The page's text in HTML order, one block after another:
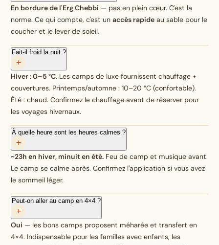
En bordure de l'Erg Chebbi — pas en plein cœur. C'est la
norme. Ce qui compte, c'est unaccès rapide au sable pour le
coucher et le lever de soleil.
Fait-il froid la nuit ?
+
Hiver : 0–5 °C. Les camps de luxe fournissent chauffage +
couvertures. Printemps/automne : 10–20 °C (confortable).
Été : chaud. Confirmez le chauffage avant de réserver pour
les voyages hivernaux.
À quelle heure sont les heures calmes ?
+
~23h en hiver, minuit en été. Feu de camp et musique avant.
Le camp se calme après. Confirmez l'application si vous avez
le sommeil léger.
Peut-on aller au camp en 4×4 ?
+
Oui — les bons camps proposent méharée et transfert en
4×4. Indispensable pour les familles avec enfants, les